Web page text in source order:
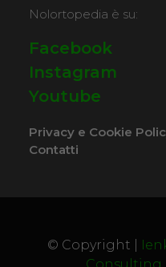
Nolortopedia è su:
Facebook
Instagram
Youtube
Privacy e Cookie
Contatti
© Copyright |